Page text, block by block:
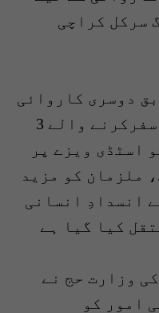
سرکل کراچی
دوسری کاروائی
میں جعلی دستاویزات پرسفرکرنے والے 3
اسٹڈی ویزے پر
ملزمان کو مزید
انسدادِ انسانی
کیا گیا ہے
وزارت حج نے
امور کو